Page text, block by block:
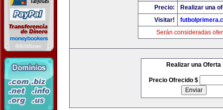
Precio:
Realizar una
Visitar!
Serán consideradas
Realizar una Oferta
Precio Ofrecido $